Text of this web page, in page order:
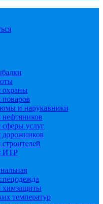
охраны
и нарукавники
услуг
дорожников
ИТР
химзащиты
температур